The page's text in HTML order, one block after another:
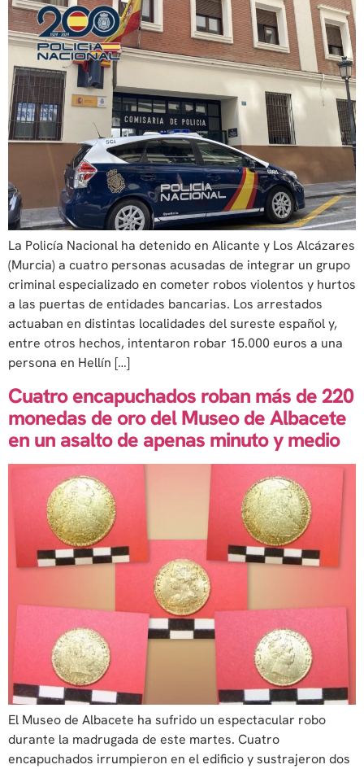
La Policía Nacional ha detenido en Alicante y Los Alcázares
(Murcia) a cuatro personas acusadas de integrar un grupo
criminal especializado en cometer robos violentos y hurtos
a las puertas de entidades bancarias. Los arrestados
actuaban en distintas localidades del sureste español y,
entre otros hechos, intentaron robar 15.000 euros a una
persona en Hellín […]
Cuatro encapuchados roban más de 220
monedas de oro del Museo de Albacete
en un asalto de apenas minuto y medio
El Museo de Albacete ha sufrido un espectacular robo
durante la madrugada de este martes. Cuatro
encapuchados irrumpieron en el edificio y sustrajeron dos